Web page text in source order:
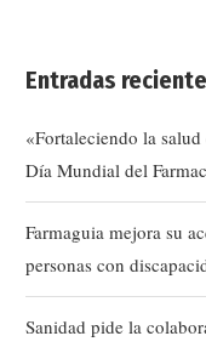
Entradas
«Fortaleciendo la
Día Mundial del
Farmaguia mejora su
personas con
Sanidad pide la